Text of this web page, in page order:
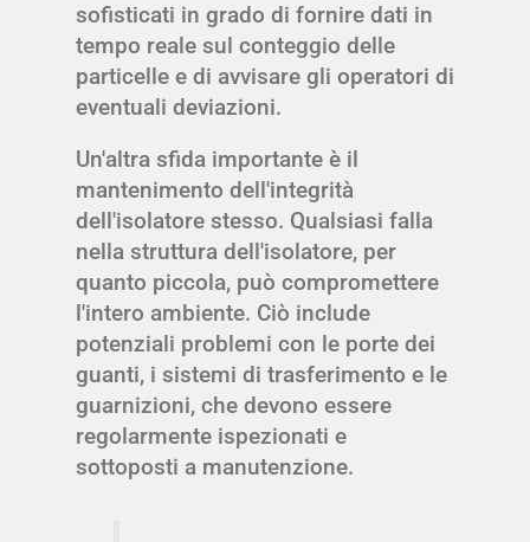
sofisticati in grado di fornire dati in
tempo reale sul conteggio delle
particelle e di avvisare gli operatori di
eventuali deviazioni.
Un'altra sfida importante è il
mantenimento dell'integrità
dell'isolatore stesso. Qualsiasi falla
nella struttura dell'isolatore, per
quanto piccola, può compromettere
l'intero ambiente. Ciò include
potenziali problemi con le porte dei
guanti, i sistemi di trasferimento e le
guarnizioni, che devono essere
regolarmente ispezionati e
sottoposti a manutenzione.